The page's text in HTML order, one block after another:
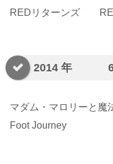
REDリターンズ
2014 年
マダム・マロリーと
Foot Journey